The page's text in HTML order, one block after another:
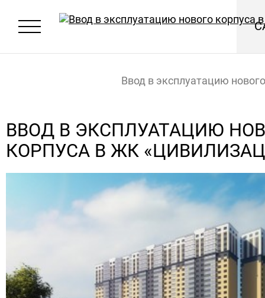
Ввод в эксплуатацию
ВВОД В ЭКСПЛУАТАЦИЮ
КОРПУСА В ЖК